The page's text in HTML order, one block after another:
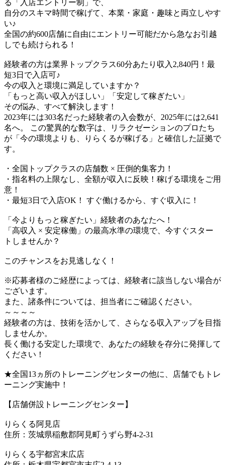
る「入店エントリー制」で、
​自分のスキマ時間で稼げて、本業・家庭・趣味と両立しやす
い♪​
全国の約600店舗に自由にエントリー可能だから急なお引越
しでも続けられる！
経験者の方は業界トップクラス60分あたり収入2,840円！最
短3日で入店可♪
今の収入と環境に満足していますか？
「もっと高い収入がほしい」「安定して稼ぎたい」
その悩み、すべて解決します！
2023年には303名だった経験者の入会数が、2025年には2,641
名へ。 この驚異的な数字は、リラクゼーションのプロたち
が「今の環境よりも、りらくるが稼げる」と確信した証拠で
す。
・全国トップクラスの店舗数 × 圧倒的集客力！
・指名料の上限なし、全額が収入に反映！稼げる環境をご用
意！
・最短3日で入店OK！ すぐ働けるから、すぐ収入に！
「今よりもっと稼ぎたい」経験者のあなたへ！
「高収入 × 安定稼働」の最高水準の環境で、今すぐスター
トしませんか？
このチャンスをお見逃しなく！
※応募者様のご経歴によっては、経験者に該当しない場合が
ございます。
また、諸条件については、担当者にご確認ください。
～～～～
経験者の方は、技術を活かして、さらなる収入アップを目指
しませんか。
長く働ける安定した環境で、あなたの経験を存分に発揮して
ください！
★全国13ヵ所のトレーニングセンターの他に、店舗でもトレ
ーニング実施中！
【店舗併設トレーニングセンター】
りらくる阿見店
住所：茨城県稲敷郡阿見町うずら野4-2-31
りらくる宇都宮末広店